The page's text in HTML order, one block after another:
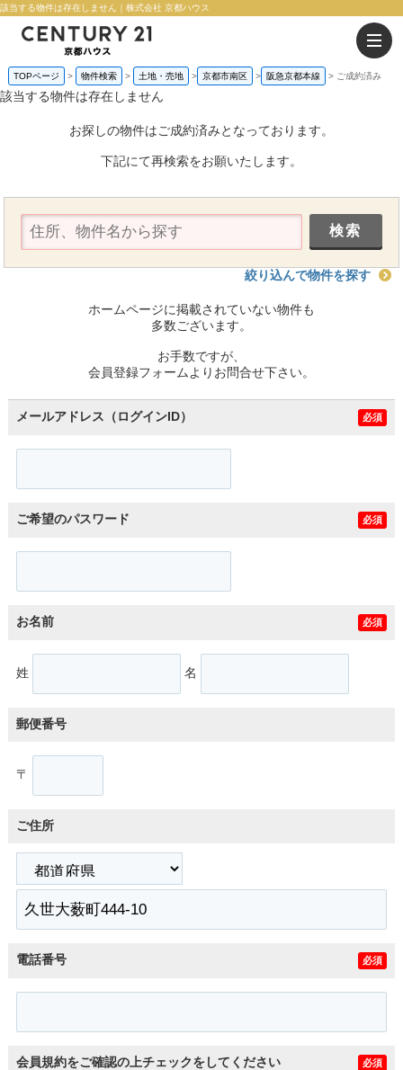
該当する物件は存在しません｜株式会社 京都ハウス
TOPページ 物件検索 土地・売地 京都市南区 阪急京都本線 ご成約済み
該当する物件は存在しません
お探しの物件はご成約済みとなっております。
下記にて再検索をお願いたします。
絞り込んで物件を探す
ホームページに掲載されていない物件も
多数ございます。
お手数ですが、
会員登録フォームよりお問合せ下さい。
メールアドレス（ログインID） 必須
ご希望のパスワード 必須
お名前 必須
姓 名
郵便番号
〒
ご住所
電話番号 必須
会員規約をご確認の上チェックをしてください 必須